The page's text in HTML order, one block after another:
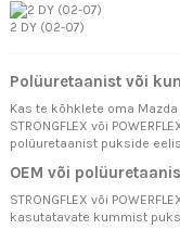
2 DY (02-07)
Polüuretaanist või
Kas te kõhklete oma
STRONGFLEX või
polüuretaanist pukside
OEM või
STRONGFLEX või
kasutatavate kummist